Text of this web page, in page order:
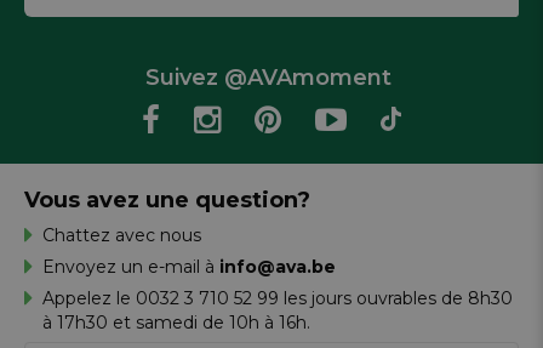
Suivez @AVAmoment
Vous avez une question?
Chattez avec nous
Envoyez un e-mail à info@ava.be
Appelez le 0032 3 710 52 99 les jours ouvrables de 8h30
à 17h30 et samedi de 10h à 16h.